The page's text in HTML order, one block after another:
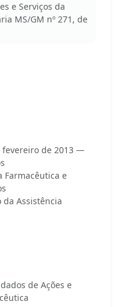
e Serviços da
MS/GM nº 271, de
fevereiro de 2013 —
Farmacêutica e
Assistência
de Ações e